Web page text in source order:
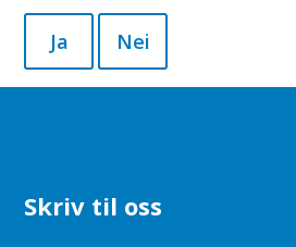
Ja Nei
Skriv til oss